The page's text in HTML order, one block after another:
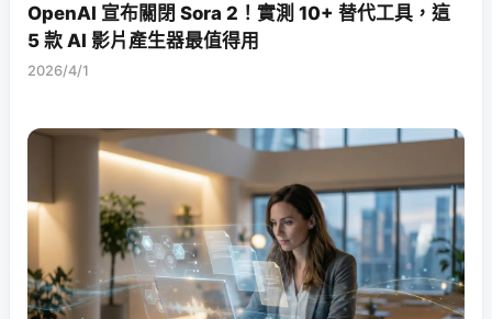
OpenAI 宣布關閉 Sora 2！實測 10+ 替代工具，這
5 款 AI 影片產生器最值得用
2026/4/1